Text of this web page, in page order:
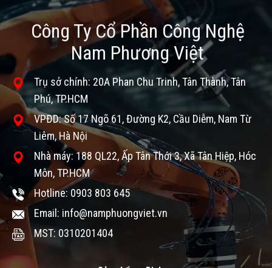
Công Ty Cổ Phần Công Nghệ
Nam Phương Việt
Trụ sở chính: 20A Phan Chu Trinh, Tân Thành, Tân
Phú, TP.HCM
VPĐD: Số 17 Ngõ 61, Đường K2, Cầu Diễm, Nam Từ
Liêm, Hà Nội
Nhà máy: 188 QL22, Ấp Tân Thới 3, Xã Tân Hiệp, Hóc
Môn, TP.HCM
Hotline: 0903 803 645
Email: info@namphuongviet.vn
MST: 0310201404